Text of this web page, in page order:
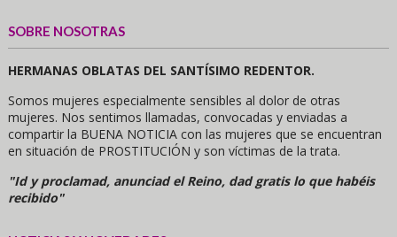
SOBRE NOSOTRAS
HERMANAS OBLATAS DEL SANTÍSIMO REDENTOR.
Somos mujeres especialmente sensibles al dolor de otras
mujeres. Nos sentimos llamadas, convocadas y enviadas a
compartir la BUENA NOTICIA con las mujeres que se encuentran
en situación de PROSTITUCIÓN y son víctimas de la trata.
"Id y proclamad, anunciad el Reino, dad gratis lo que habéis
recibido"